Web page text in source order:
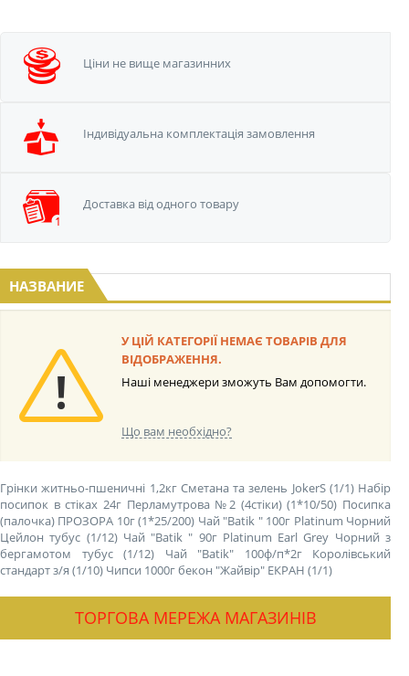
Ціни не вище магазинних
Iндивідуальна комплектація замовлення
Доставка від одного товару
НАЗВАНИЕ
У ЦІЙ КАТЕГОРІЇ НЕМАЄ ТОВАРІВ ДЛЯ
ВІДОБРАЖЕННЯ.
Наші менеджери зможуть Вам допомогти.
Що вам необхідно?
Грінки житньо-пшеничні 1,2кг Сметана та зелень JokerS (1/1) Набір
посипок в стіках 24г Перламутрова №2 (4стіки) (1*10/50) Посипка
(палочка) ПРОЗОРА 10г (1*25/200) Чай "Batik " 100г Platinum Чорний
Цейлон тубус (1/12) Чай "Batik " 90г Platinum Earl Grey Чорний з
бергамотом тубус (1/12)
Чай "Batik" 100ф/п*2г Королівський
стандарт з/я (1/10) Чипси 1000г бекон "Жайвір" ЕКРАН (1/1)
ТОРГОВА МЕРЕЖА МАГАЗИНІВ